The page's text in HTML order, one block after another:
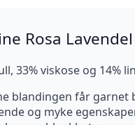
Rosa Lavendel
33% viskose og 14% lin
blandingen får garnet
og myke